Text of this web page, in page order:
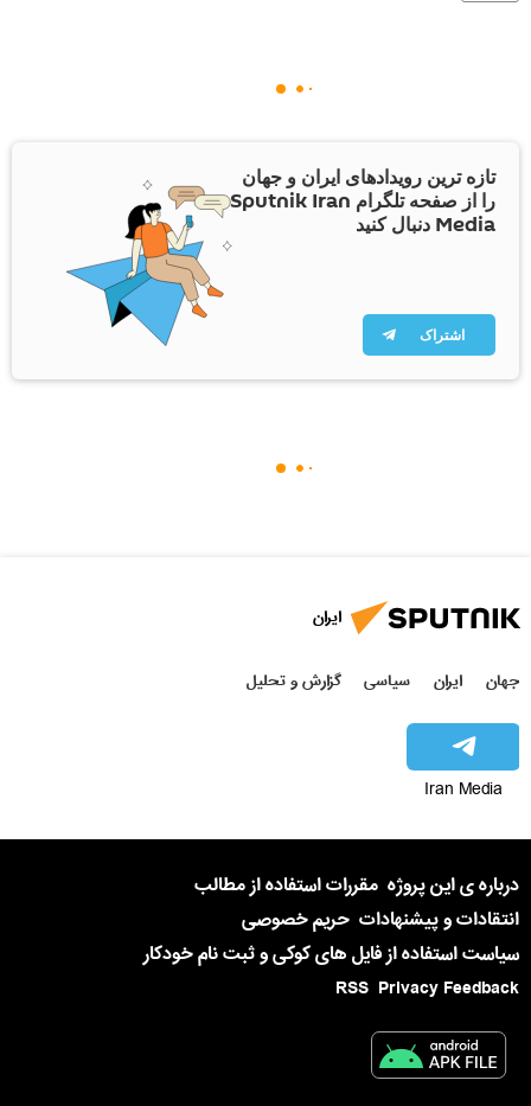
تازه ترین رویدادهای ایران و جهان
را از صفحه تلگرام Sputnik Iran
Media دنبال کنید
اشتراک
ایران
جهان ایران سیاسی گزارش و تحلیل
Iran Media
درباره ی این پروژه مقررات استفاده از مطالب
انتقادات و پیشنهادات حریم خصوصی
سیاست استفاده از فایل های کوکی و ثبت نام خودکار
Privacy Feedback
RSS